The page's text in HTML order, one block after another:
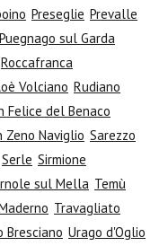
Preseglie Prevalle
Puegnago sul Garda
Roccafranca
Volciano Rudiano
Felice del Benaco
Zeno Naviglio Sarezzo
Serle Sirmione
sul Mella Temù
Travagliato
Bresciano Urago d'Oglio